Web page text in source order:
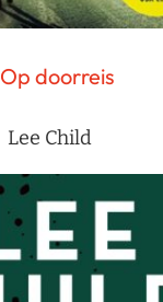
Op doorreis
Lee Child